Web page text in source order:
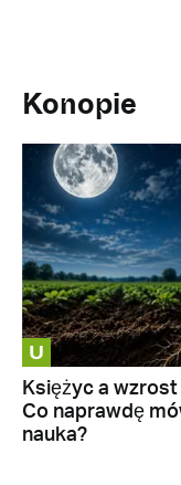
Konopie
U
Księżyc a wzrost
Co naprawdę
nauka?